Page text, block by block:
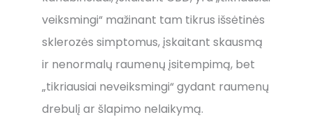
veiksmingi“ mažinant tam tikrus išsėtinės
sklerozės simptomus, įskaitant skausmą
ir nenormalų raumenų įsitempimą, bet
„tikriausiai neveiksmingi“ gydant raumenų
drebulį ar šlapimo nelaikymą.